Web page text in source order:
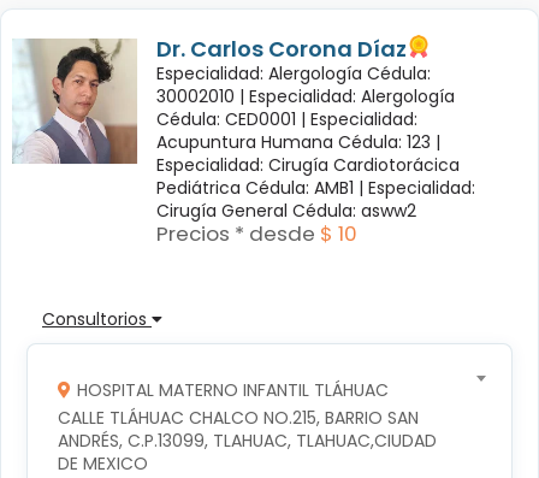
Dr. Carlos Corona Díaz
Especialidad: Alergología Cédula:
30002010 | Especialidad: Alergología
Cédula: CED0001 | Especialidad:
Acupuntura Humana Cédula: 123 |
Especialidad: Cirugía Cardiotorácica
Pediátrica Cédula: AMB1 | Especialidad:
Cirugía General Cédula: asww2
Precios * desde $ 10
Consultorios
HOSPITAL MATERNO INFANTIL TLÁHUAC
CALLE TLÁHUAC CHALCO NO.215, BARRIO SAN
ANDRÉS, C.P.13099, TLAHUAC, TLAHUAC,CIUDAD
DE MEXICO